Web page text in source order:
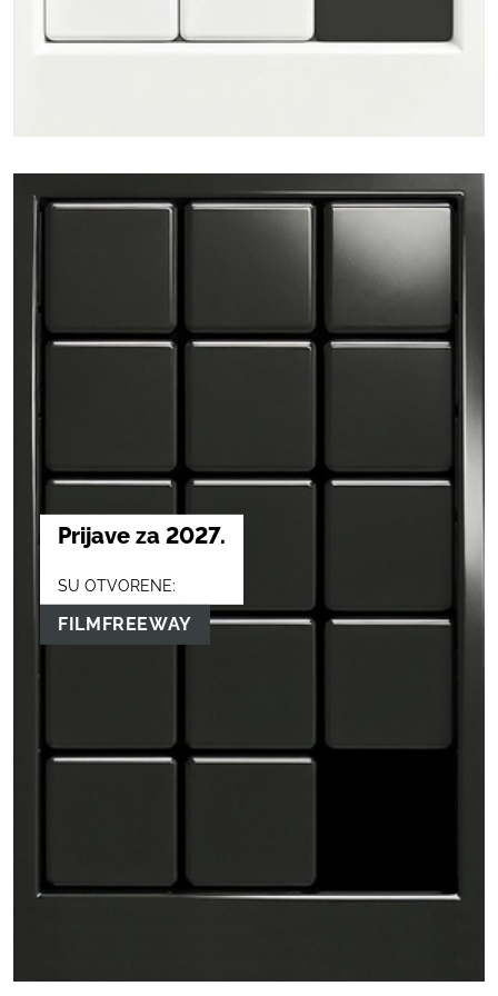
Prijave za 2027.
SU OTVORENE:
FILMFREEWAY